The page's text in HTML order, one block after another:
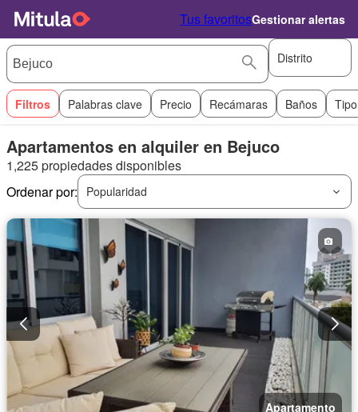
Tus favoritosGestionar alertas
Distrito
Filtros Palabras clave Precio Recámaras Baños
Apartamentos en alquiler en Bejuco
1,225 propiedades disponibles
Ordenar por:
Popularidad
Apartamento